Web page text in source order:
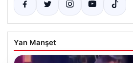
Yan Manşet